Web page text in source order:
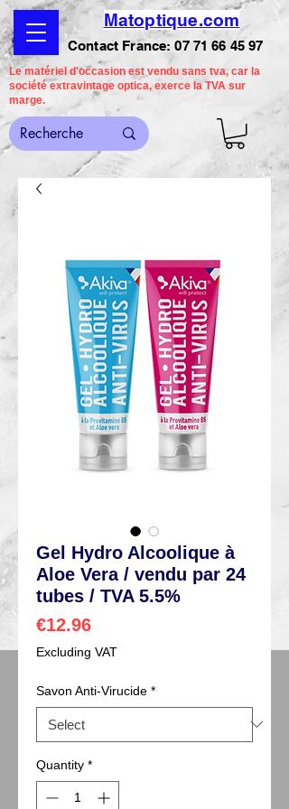
Matoptique.com
Contact France:07 71 66 45 97
Le matériel d'occasion est vendu sans tva, car la
société extravintage optica, exerce la TVA sur
marge.
Gel Hydro Alcoolique à
Aloe Vera / vendu par 24
tubes / TVA 5.5%
€12.96Price
Excluding VAT
Savon Anti-Virucide *
Quantity *